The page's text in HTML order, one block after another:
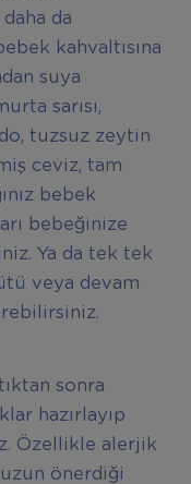
da
kahvaltısına
suya
sarısı,
tuzsuz zeytin
ceviz, tam
bebek
bebeğinize
Ya da tek tek
veya devam
sonra
hazırlayıp
Özellikle alerjik
önerdiği